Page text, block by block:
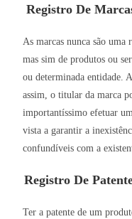
Registro De
As marcas nunca são uma
mas sim de produtos ou
ou determinada entidade.
assim, o titular da marca
importantíssimo efetuar
vista a garantir a
confundíveis com a
Registro De
Ter a patente de um